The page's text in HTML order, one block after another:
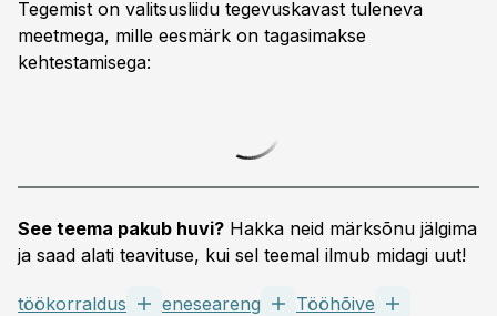
Tegemist on valitsusliidu tegevuskavast tuleneva
meetmega, mille eesmärk on tagasimakse
kehtestamisega:
See teema pakub huvi? Hakka neid märksõnu jälgima
ja saad alati teavituse, kui sel teemal ilmub midagi uut!
töökorraldus eneseareng Tööhõive